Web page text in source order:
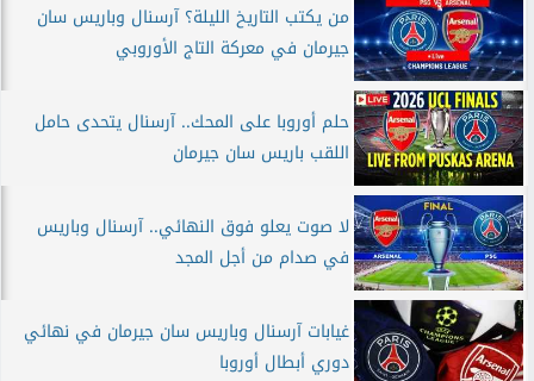
من يكتب التاريخ الليلة؟ آرسنال وباريس سان
جيرمان في معركة التاج الأوروبي
حلم أوروبا على المحك.. آرسنال يتحدى حامل
اللقب باريس سان جيرمان
لا صوت يعلو فوق النهائي.. آرسنال وباريس
في صدام من أجل المجد
غيابات آرسنال وباريس سان جيرمان في نهائي
دوري أبطال أوروبا